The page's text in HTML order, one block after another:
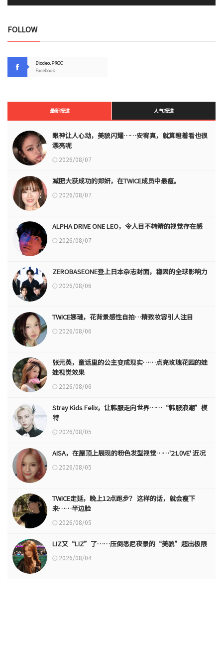
FOLLOW
Diodeo.PROC
Facebook
最新报道 人气报道
眼神让人心动，美貌闪耀……安宥真，就算瞪着看也很
漂亮呢
2026/08/07
减肥大获成功的郑妍，在TWICE成员中最瘦。
2026/08/07
ALPHA DRIVE ONE LEO，令人目不转睛的视觉存在感
2026/08/07
ZEROBASEONE登上日本杂志封面，稳固的全球影响力
2026/08/06
TWICE娜璉，花背景感性自拍…精致妆容引人注目
2026/08/06
张元英，童话里的公主变成现实……点亮玫瑰花园的娃
娃视觉效果
2026/08/06
Stray Kids Felix，让韩服走向世界……“韩服浪潮”模
特
2026/08/05
AISA，在屋顶上展现的粉色发型视觉……'2:L0VE' 近况
2026/08/05
TWICE定延，晚上12点跑步？ 这样的话，就会瘦下
来……半边脸
2026/08/05
LIZ又“LIZ”了……压倒悉尼夜景的“美貌”超出极限
2026/08/04